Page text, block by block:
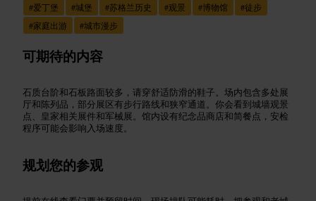
#爱丁堡 #城堡 #苏格兰历史 #观景 #博物馆 #徒步
#家庭出游 #城市漫步
可期待的内容
石质台阶和石板路面较多，请穿舒适防滑的鞋子。场内包含多处展
厅和陈列品，部分展区有步行路线和狭窄通道。你会看到城墙观景
点、皇家相关展件和军械展。馆内设有纪念品商店和简餐点，安检
程序可能会影响入场速度。
规划您的参观